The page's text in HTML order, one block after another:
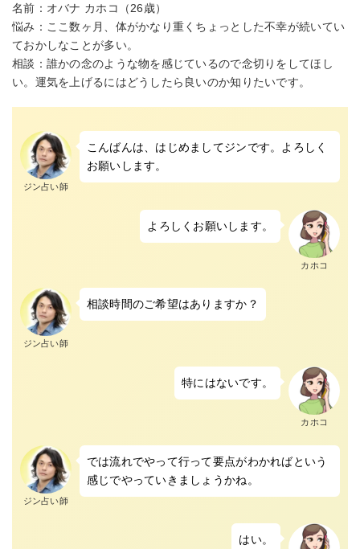
名前：オバナ カホコ（26歳）
悩み：ここ数ヶ月、体がかなり重くちょっとした不幸が続いてい
ておかしなことが多い。
相談：誰かの念のような物を感じているので念切りをしてほし
い。運気を上げるにはどうしたら良いのか知りたいです。
ジン占い師
こんばんは、はじめましてジンです。よろしく
お願いします。
カホコ
よろしくお願いします。
ジン占い師
相談時間のご希望はありますか？
カホコ
特にはないです。
ジン占い師
では流れでやって行って要点がわかればという
感じでやっていきましょうかね。
はい。